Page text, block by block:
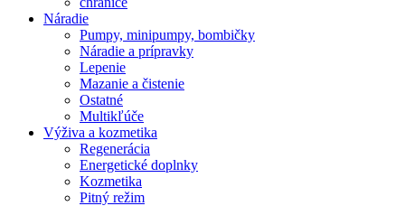
Náradie
Pumpy, minipumpy, bombičky
Náradie a prípravky
Lepenie
Mazanie a čistenie
Ostatné
Multikľúče
Výživa a kozmetika
Regenerácia
Energetické doplnky
Kozmetika
Pitný režim